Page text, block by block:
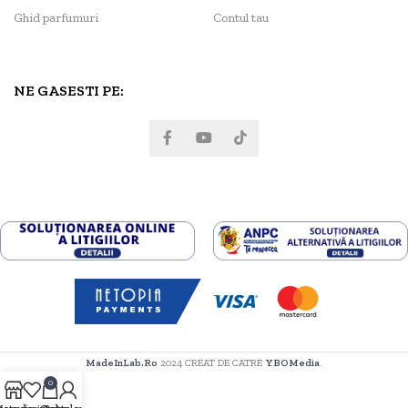
Ghid parfumuri
Contul tau
NE GASESTI PE:
MadeInLab.Ro 2024 CREAT DE CATRE YBOMedia.
0